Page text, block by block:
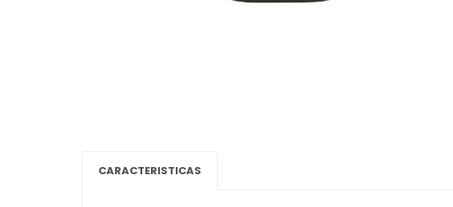
CARACTERISTICAS